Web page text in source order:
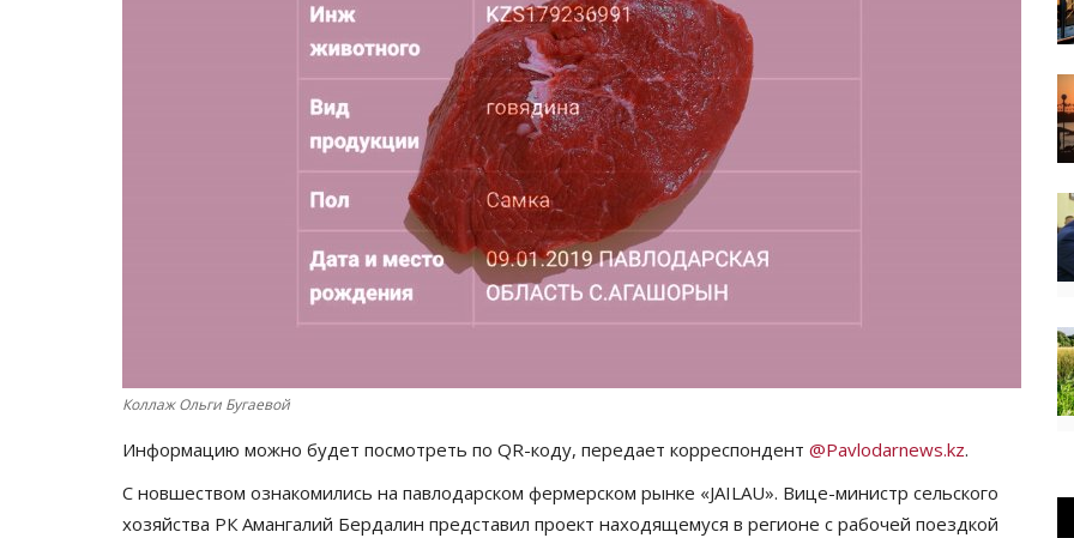
Коллаж Ольги Бугаевой
Информацию можно будет посмотреть по QR-коду, передает корреспондент @Pavlodarnews.kz.
С новшеством ознакомились на павлодарском фермерском рынке «JAILAU». Вице-министр сельского
хозяйства РК Амангалий Бердалин представил проект находящемуся в регионе с рабочей поездкой